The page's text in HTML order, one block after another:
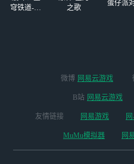
穹铁道-4.4
之歌
蛋仔派
微博 网易云游戏
B站 网易云游戏
友情链接 网易游戏
MuMu模拟器 网